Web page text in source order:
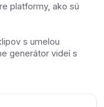
platformy, ako sú
s umelou
generátor videí s